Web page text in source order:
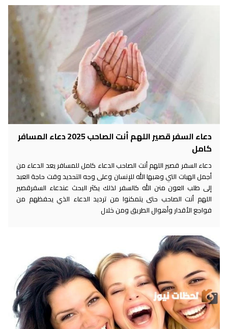
دعاء السفر قصير اللهم أنت الصاحب 2025 دعاء المسافر
كامل
دعاء السفر قصير اللهم أنت الصاحب الدعاء كامل للمسافر يعد الدعاء من
أجمل الهبات التي وهبها الله للإنسان وعلى وجه التحديد وقت حاجة العبد
إلى طلب العون منن الله كالسفر لذلك يكثر البحث عندعاء السفرقصير
اللهم أنت الصاحب حتى يتمكنوا من ترديد الدعاء الذي يحفظهم من
فواجع الأقدار وأهوال الطريق ومن خلال